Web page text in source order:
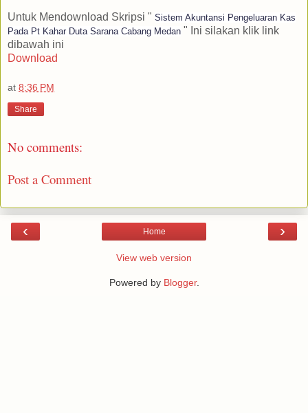
Untuk Mendownload Skripsi " Sistem Akuntansi Pengeluaran Kas
Pada Pt Kahar Duta Sarana Cabang Medan " Ini silakan klik link
dibawah ini
Download
at 8:36 PM
Share
No comments:
Post a Comment
‹ ›
Home
View web version
Powered by Blogger.